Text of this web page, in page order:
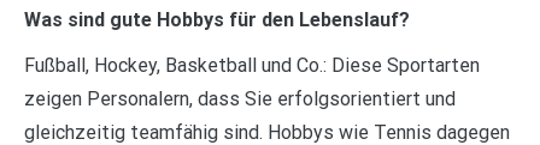
Was sind gute Hobbys für den Lebenslauf?
Fußball, Hockey, Basketball und Co.: Diese Sportarten
zeigen Personalern, dass Sie erfolgsorientiert und
gleichzeitig teamfähig sind. Hobbys wie Tennis dagegen